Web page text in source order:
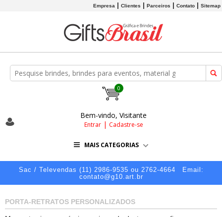
Empresa Clientes Parceiros Contato Sitemap
0
Bem-vindo, Visitante
Entrar| Cadastre-se
MAIS CATEGORIAS
Sac / Televendas (11) 2986-9535 ou 2762-4664
Email:
contato@g10.art.br
PORTA-RETRATOS PERSONALIZADOS